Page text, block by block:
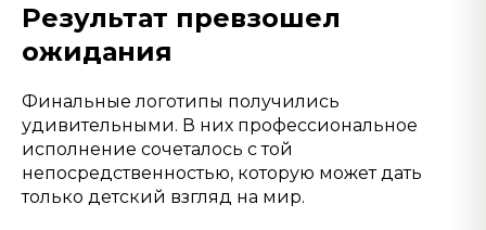
Результат превзошел
ожидания
Финальные логотипы получились
удивительными. В них профессиональное
исполнение сочеталось с той
непосредственностью, которую может дать
только детский взгляд на мир.